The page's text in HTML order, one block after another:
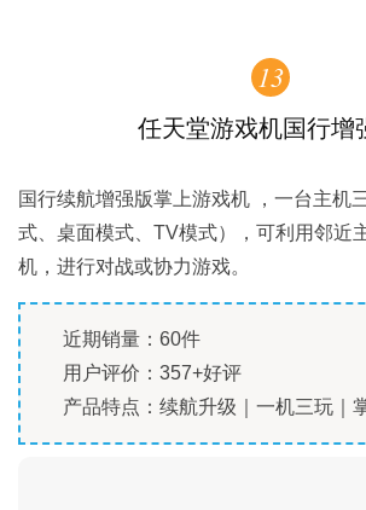
13
任天堂游戏机国行增
国行续航增强版掌上游戏机 ，一台主机
式、桌面模式、TV模式），可利用邻近
机，进行对战或协力游戏。
近期销量：60件
用户评价：357+好评
产品特点：续航升级｜一机三玩｜